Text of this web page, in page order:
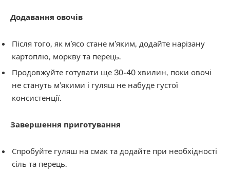
Додавання овочів
Після того, як м’ясо стане м’яким, додайте нарізану
картоплю, моркву та перець.
Продовжуйте готувати ще 30-40 хвилин, поки овочі
не стануть м’якими і гуляш не набуде густої
консистенції.
Завершення приготування
Спробуйте гуляш на смак та додайте при необхідності
сіль та перець.